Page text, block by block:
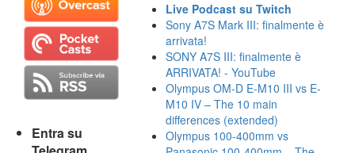
Entra su
Live Podcast su Twitch
Sony A7S Mark III: finalmente è
arrivata!
SONY A7S III: finalmente è
ARRIVATA! - YouTube
Olympus OM-D E-M10 III vs E-
M10 IV – The 10 main
differences (extended)
Olympus 100-400mm vs